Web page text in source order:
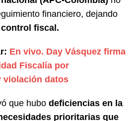
financiero, dejando
control fiscal.
En vivo. Day Vásquez firma
Fiscalía por
violación datos
que hubo deficiencias en la
prioritarias que